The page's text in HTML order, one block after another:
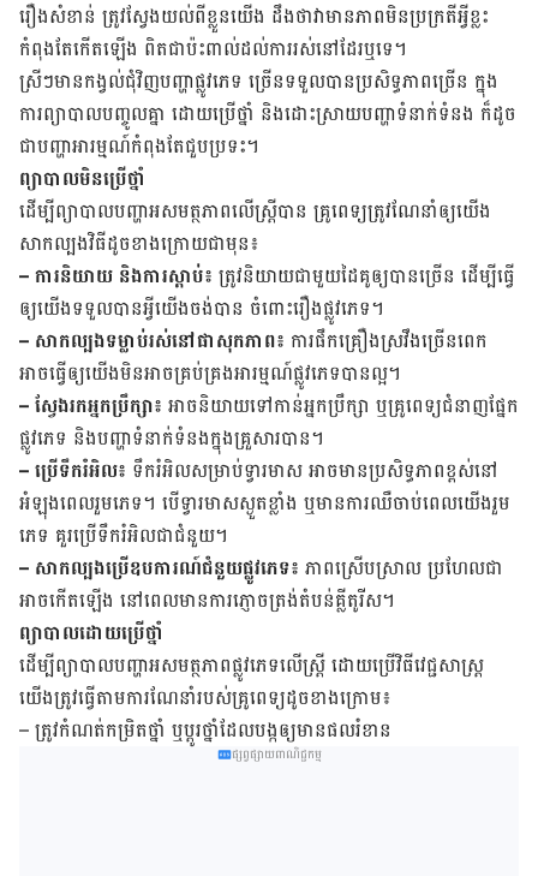
រឿង​សំខាន់ ​ត្រូវ​ស្វែង​យល់ពី​ខ្លួនយើង​ ​ដឹង​ថា​វា​មាន​ភាព​មិន​ប្រក្រតី​អ្វី​ខ្លះ​
កំពុង​តែ​កើត​ឡើង ​ពិត​ជា​ប៉ះ​ពាល់​ដល់​ការ​រស់​នៅ​​ដែរ​ឬទេ។
ស្រីៗ​មាន​កង្វល់​ជុំវិញ​បញ្ហា​ផ្លូវ​ភេទ ច្រើន​ទទួល​បាន​ប្រសិទ្ធ​ភាព​ច្រើន ក្នុង​
ការ​ព្យាបាល​បញ្ចូល​គ្នា​ ដោយ​ប្រើ​ថ្នាំ និង​ដោះ​ស្រាយ​បញ្ហា​ទំនាក់​ទំនង​ ក៏​ដូច​
ជា​បញ្ហា​អារម្មណ៍​កំពុង​តែ​ជួប​ប្រទះ។
ព្យាបាលមិនប្រើថ្នាំ
ដើម្បី​ព្យាបាល​បញ្ហា​អសមត្ថភាពលើស្ត្រី​​បាន​ គ្រូពេទ្យ​ត្រូវ​ណែ​នាំ​ឲ្យ​យើង​
សាក​ល្បង​វិធី​ដូចខាងក្រោយជាមុន៖
– ការ​និយាយ​ និង​ការ​ស្ដាប់៖ ត្រូវ​និយាយ​ជាមួយ​ដៃ​គូ​ឲ្យ​បាន​ច្រើន ដើម្បី​​ធ្វើ​
ឲ្យ​យើង​ទទួល​បាន​អ្វី​យើង​​ចង់​បាន ​ចំពោះ​រឿង​ផ្លូវ​ភេទ។
– សាក​ល្បង​ទម្លាប់​រស់​នៅ​​ផា​សុកភាព៖ ការផឹក​​គ្រឿង​ស្រវឹង​ច្រើន​ពេក
អាច​ធ្វើ​ឲ្យ​យើង​មិន​អាច​គ្រប់​គ្រង​អារម្មណ៍​ផ្លូវ​ភេទ​បាន​ល្អ។
– ស្វែង​រក​អ្នកប្រឹក្សា៖ ​អាច​និយាយ​ទៅ​កាន់​អ្នក​ប្រឹក្សា ឬ​គ្រូពេទ្យ​ជំនាញ​​ផ្នែក​
ផ្លូវ​ភេទ និង​បញ្ហា​ទំនាក់​ទំនង​ក្នុង​គ្រួសារ​បាន។
– ប្រើ​ទឹក​រំអិល៖ ទឹក​រំអិល​សម្រាប់​ទ្វារមាស​ អាច​មាន​ប្រសិទ្ធ​ភាព​ខ្ពស់​នៅ​
អំឡុង​ពេល​រួម​ភេទ។ បើ​ទ្វារ​មាសស្ងួតខ្លាំង ឬ​មាន​ការ​ឈឺ​ចាប់​ពេលយើងរួម​
ភេទ គួរ​ប្រើ​ទឹក​រំអិល​ជា​ជំនួយ។
– សាក​ល្បង​ប្រើ​ឧបការណ៍​ជំនួយផ្លូវភេទ៖ ភាព​ស្រើប​ស្រាល ​ប្រហែល​ជា​
អាច​កើត​ឡើង​ នៅ​ពេល​មានការភ្ញោច​​ត្រង់​តំបន់​គ្លីតូរីស។
ព្យាបាលដោយ​ប្រើ​ថ្នាំ
ដើម្បី​ព្យាបាល​បញ្ហា​អសមត្ថភាព​ផ្លូវ​ភេទលើស្ត្រី ដោយ​ប្រើ​វិធី​វេជ្ជ​សាស្ត្រ
យើង​ត្រូវ​ធ្វើ​តាម​ការ​ណែនាំ​របស់​គ្រូពេទ្យ​ដូច​ខាង​ក្រោម៖
– ត្រូវ​កំណត់​កម្រិត​ថ្នាំ ឬ​ប្តូរ​ថ្នាំ​ដែល​បង្ក​ឲ្យ​មាន​ផល​រំខាន
ផ្សព្វផ្សាយពាណិជ្ជកម្ម